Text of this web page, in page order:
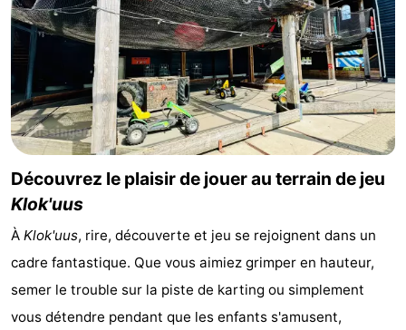
Duiveland
-
Renesse
-
Brouwershaven
-
Bruinisse
-
Zierikzee
-
Oosterschelde
Burgh
-
Découvrez le plaisir de jouer au terrain de jeu
Klok'uus
À Klok'uus, rire, découverte et jeu se rejoignent dans un
cadre fantastique. Que vous aimiez grimper en hauteur,
semer le trouble sur la piste de karting ou simplement
vous détendre pendant que les enfants s'amusent,